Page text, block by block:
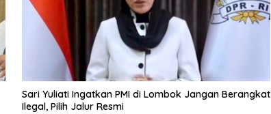
Sari Yuliati Ingatkan PMI di Lombok Jangan Berangkat
Ilegal, Pilih Jalur Resmi